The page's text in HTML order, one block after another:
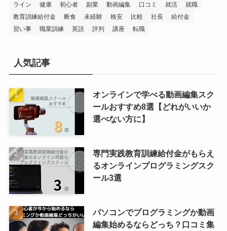
ライン
健康 初心者 副業 動画編集 口コミ 就活
就職
教育訓練給付金
断食 未経験 格安 比較 社長
給付金
習い事
職業訓練 英語 評判 講座 転職
人気記事
オンラインで学べる動画編集スク
ールおすすめ8選【どれがいいか
選べない方に】
専門実践教育訓練給付金がもらえ
るオンラインプログラミングスク
ール3選
パソコンでプログラミングか動画
編集始めるならどっち？口コミ集